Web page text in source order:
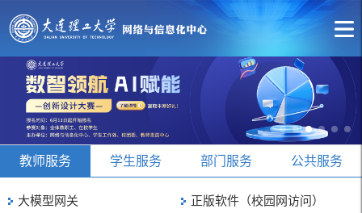
教师服务 学生服务 部门服务 公共服务
大模型网关 正版软件（校园网访问）